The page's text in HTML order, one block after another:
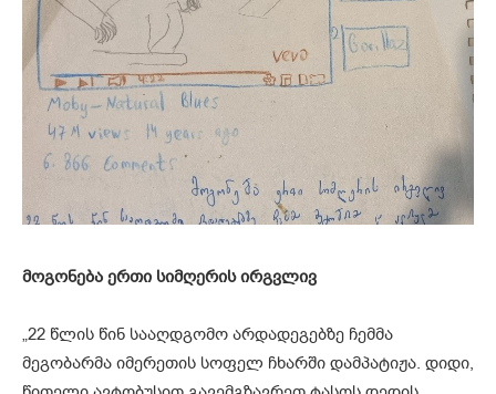
მოგონება ერთი სიმღერის ირგვლივ
„22 წლის წინ სააღდგომო არდადეგებზე ჩემმა
მეგობარმა იმერეთის სოფელ ჩხარში დამპატიჟა. დიდი,